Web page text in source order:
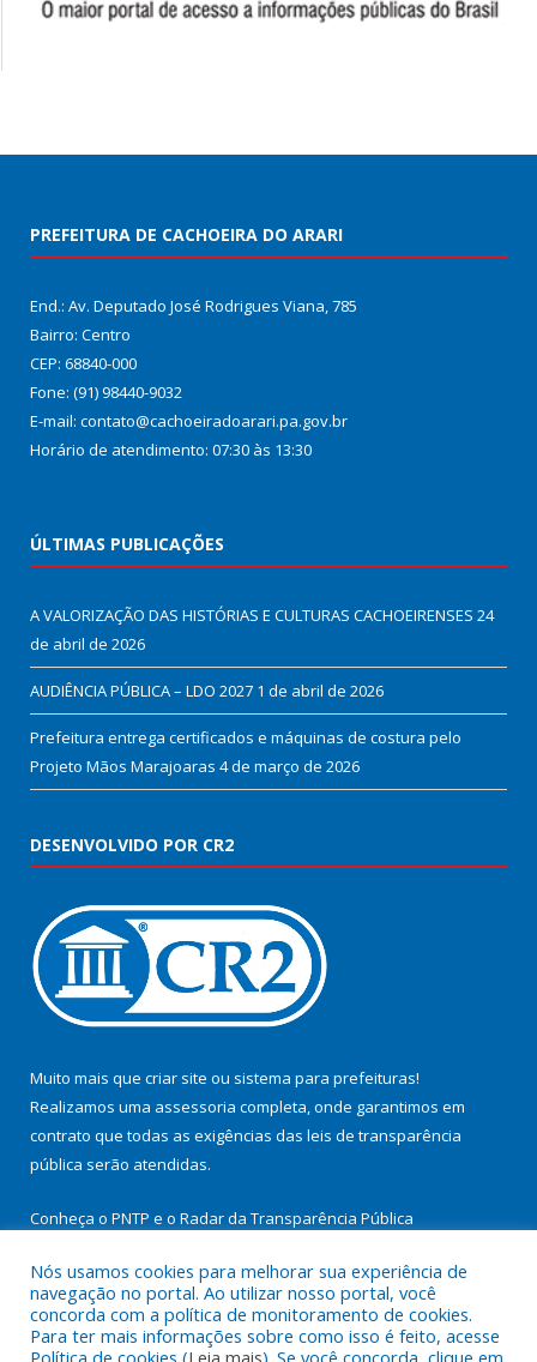
PREFEITURA DE CACHOEIRA DO ARARI
End.: Av. Deputado José Rodrigues Viana, 785
Bairro: Centro
CEP: 68840-000
Fone: (91) 98440-9032
E-mail: contato@cachoeiradoarari.pa.gov.br
Horário de atendimento: 07:30 às 13:30
ÚLTIMAS PUBLICAÇÕES
A VALORIZAÇÃO DAS HISTÓRIAS E CULTURAS CACHOEIRENSES 24
de abril de 2026
AUDIÊNCIA PÚBLICA – LDO 2027 1 de abril de 2026
Prefeitura entrega certificados e máquinas de costura pelo
Projeto Mãos Marajoaras 4 de março de 2026
DESENVOLVIDO POR CR2
Muito mais que criar site ou sistema para prefeituras!
Realizamos uma assessoria completa, onde garantimos em
contrato que todas as exigências das leis de transparência
pública serão atendidas.
Conheça o PNTP e o Radar da Transparência Pública
Todos os direitos reservados a Prefeitura Municipal de
Nós usamos cookies para melhorar sua experiência de
navegação no portal. Ao utilizar nosso portal, você
concorda com a política de monitoramento de cookies.
Para ter mais informações sobre como isso é feito, acesse
Política de cookies (Leia mais). Se você concorda, clique em